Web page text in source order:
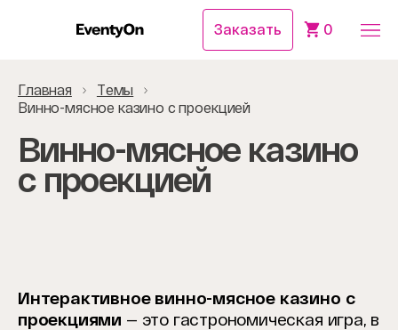
Заказать 0
Главная
Темы
Винно-мясное казино с проекцией
Винно-мясное казино
с проекцией
Интерактивное винно-мясное казино с
проекциями — это гастрономическая игра, в